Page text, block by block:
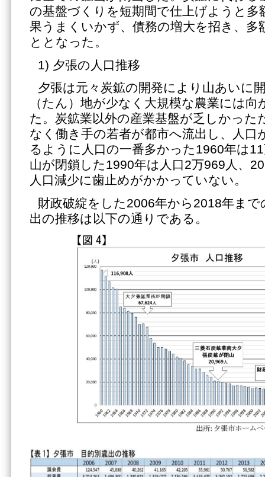
の基盤づくりを短期間で仕上げようと多
果うまくいかず、債務の増大を招き、多
ととなった。
1) 夕張の人口推移
夕張は元々炭鉱の開発により山あいに
（たん）地が少なく大規模な農業には
た。炭鉱業以外の産業基盤が乏しかった
なく働き手の若者が都市へ流出し、人口
るように人口の一番多かった1960年は
山が閉鎖した1990年は人口2万969人、
人口減少に歯止めがかかっていない。
財政破綻をした2006年から2018年まで
出の推移は以下の通りである。